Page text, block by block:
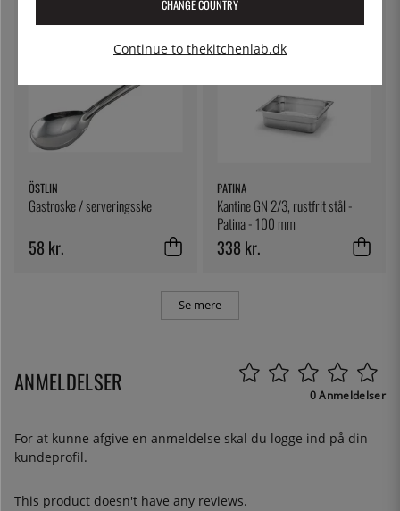
ÖSTLIN
Gastroske / serveringsske
58 kr.
PATINA
Kantine GN 2/3, rustfrit stål -
Patina - 100 mm
338 kr.
Se mere
ANMELDELSER 0 Anmeldelser
For at kunne afgive en anmeldelse skal du logge ind på din
kundeprofil.
This product doesn't have any reviews.
CHANGE COUNTRY
Continue to thekitchenlab.dk